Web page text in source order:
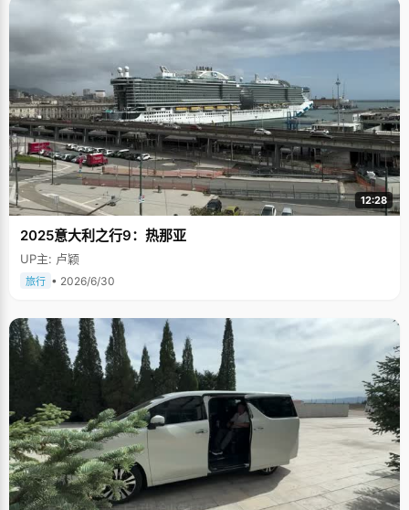
12:28
2025意大利之行9：热那亚
UP主: 卢颖
旅行 • 2026/6/30